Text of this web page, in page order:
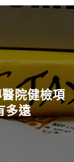
院健檢項
多遠